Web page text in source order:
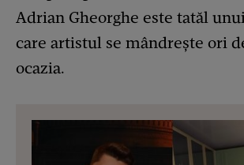
Adrian Gheorghe este tatăl
care artistul se mândrește ori
ocazia.